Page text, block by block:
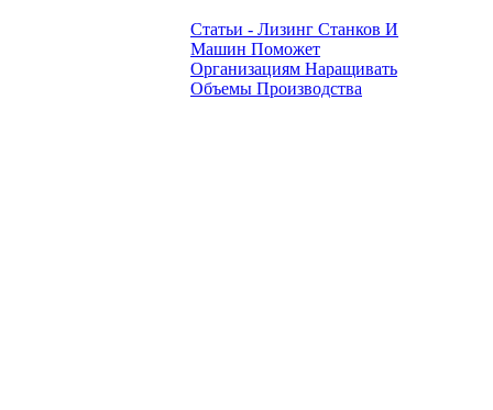
Статьи - Лизинг Станков И
Машин Поможет
Организациям Наращивать
Объемы Производства